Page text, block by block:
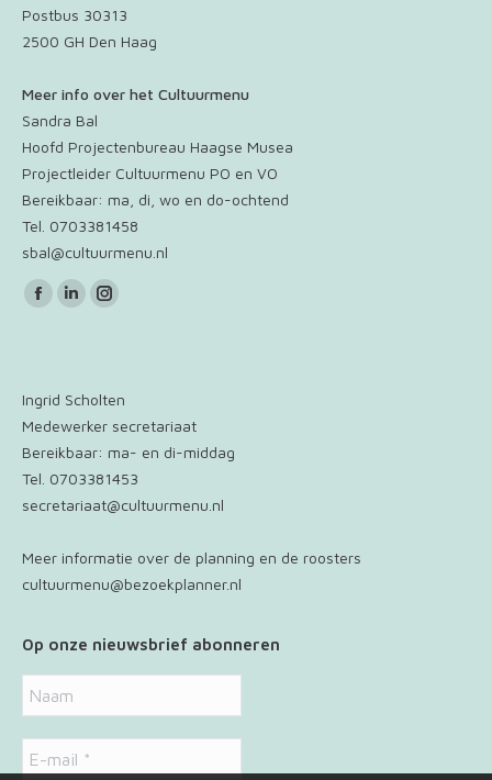
Postbus 30313
2500 GH Den Haag
Meer info over het Cultuurmenu
Sandra Bal
Hoofd Projectenbureau Haagse Musea
Projectleider Cultuurmenu PO en VO
Bereikbaar: ma, di, wo en do-ochtend
Tel. 0703381458
sbal@cultuurmenu.nl
Vind ons op:
Facebook
new
window
Linkedin
in
new
window
Instagram
in
new
window
Ingrid Scholten
Medewerker secretariaat
Bereikbaar: ma- en di-middag
Tel. 0703381453
secretariaat@cultuurmenu.nl
Meer informatie over de planning en de roosters
cultuurmenu@bezoekplanner.nl
Op onze nieuwsbrief abonneren